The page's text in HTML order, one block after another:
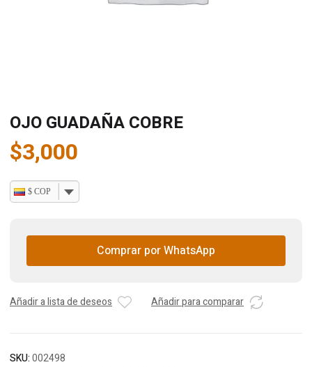
OJO GUADAÑA COBRE
$3,000
$ COP
Comprar por WhatsApp
Añadir a lista de deseos Añadir para comparar
SKU:002498